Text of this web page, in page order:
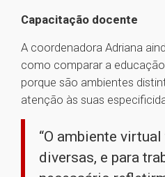
Capacitação docente
A coordenadora Adriana
como comparar a
porque são ambientes
atenção às suas
“O ambiente
diversas, e para